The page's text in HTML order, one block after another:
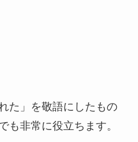
た」を敬語にしたもの
も非常に役立ちます。